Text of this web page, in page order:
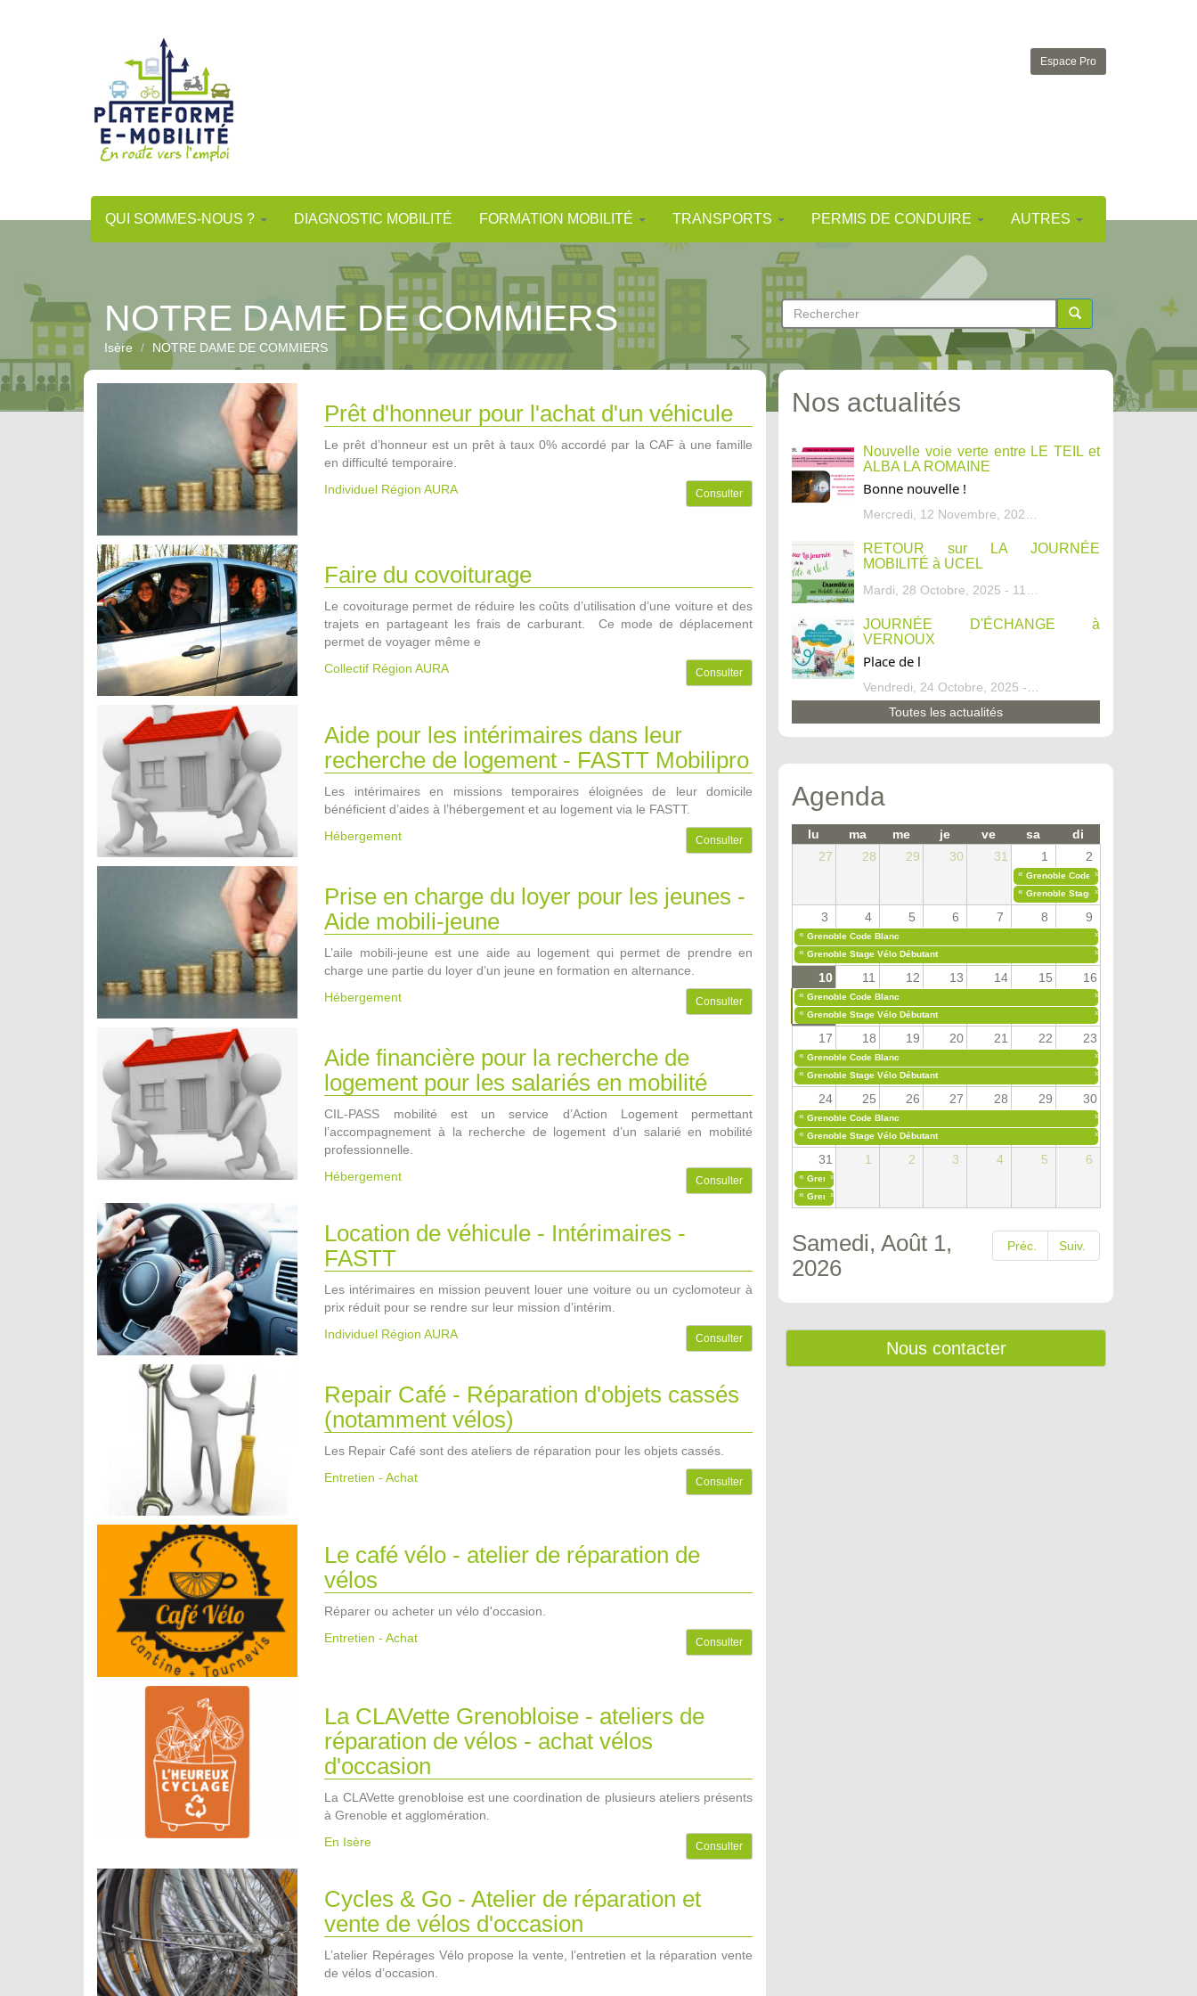
Espace Pro
QUI SOMMES-NOUS ? DIAGNOSTIC MOBILITÉ FORMATION MOBILITÉ TRANSPORTS PERMIS DE CONDUIRE AUTRES
NOTRE DAME DE COMMIERS
Isère NOTRE DAME DE COMMIERS
Formulaire
de
recherche
Rechercher
Prêt d'honneur pour l'achat d'un véhicule
Le prêt d’honneur est un prêt à taux 0% accordé par la CAF à une famille
en difficulté temporaire.
Individuel Région AURA
Consulter
Faire du covoiturage
Le covoiturage permet de réduire les coûts d’utilisation d’une voiture et des
trajets en partageant les frais de carburant. Ce mode de déplacement
permet de voyager même e
Collectif Région AURA
Consulter
Aide pour les intérimaires dans leur
recherche de logement - FASTT Mobilipro
Les intérimaires en missions temporaires éloignées de leur domicile
bénéficient d’aides à l’hébergement et au logement via le FASTT.
Hébergement
Consulter
Prise en charge du loyer pour les jeunes -
Aide mobili-jeune
L’aile mobili-jeune est une aide au logement qui permet de prendre en
charge une partie du loyer d’un jeune en formation en alternance.
Hébergement
Consulter
Aide financière pour la recherche de
logement pour les salariés en mobilité
CIL-PASS mobilité est un service d’Action Logement permettant
l’accompagnement à la recherche de logement d’un salarié en mobilité
professionnelle.
Hébergement
Consulter
Location de véhicule - Intérimaires -
FASTT
Les intérimaires en mission peuvent louer une voiture ou un cyclomoteur à
prix réduit pour se rendre sur leur mission d’intérim.
Individuel Région AURA
Consulter
Repair Café - Réparation d'objets cassés
(notamment vélos)
Les Repair Café sont des ateliers de réparation pour les objets cassés.
Entretien - Achat
Consulter
Le café vélo - atelier de réparation de
vélos
Réparer ou acheter un vélo d'occasion.
Entretien - Achat
Consulter
La CLAVette Grenobloise - ateliers de
réparation de vélos - achat vélos
d'occasion
La CLAVette grenobloise est une coordination de plusieurs ateliers présents
à Grenoble et agglomération.
En Isère
Consulter
Cycles & Go - Atelier de réparation et
vente de vélos d'occasion
L’atelier Repérages Vélo propose la vente, l’entretien et la réparation vente
de vélos d’occasion.
Nos actualités
Nouvelle voie verte entre LE TEIL et
ALBA LA ROMAINE
Bonne nouvelle !
RETOUR sur LA JOURNÉE
MOBILITÉ à UCEL
JOURNÉE D'ÉCHANGE à
VERNOUX
Place de l
Toutes les actualités
Agenda
lu ma me je ve sa
di
27
28 29 30 31 1 2
« Grenoble Code Blanc
»
« Grenoble Stage Vélo Débutant
»
3 4 5 6 7 8 9
« Grenoble Code Blanc
»
« Grenoble Stage Vélo Débutant »
10 11 12 13 14 15 16
« Grenoble Code Blanc
»
« Grenoble Stage Vélo Débutant »
17 18 19 20 21 22 23
« Grenoble Code Blanc
»
« Grenoble Stage Vélo Débutant »
24 25 26 27 28 29 30
« Grenoble Code Blanc
»
« Grenoble Stage Vélo Débutant »
31 1 2 3 4 5 6
« Grenoble Code Blanc
»
« Grenoble Stage Vélo Débutant
»
Préc. Suiv.
Samedi, Août 1,
2026
Nous contacter